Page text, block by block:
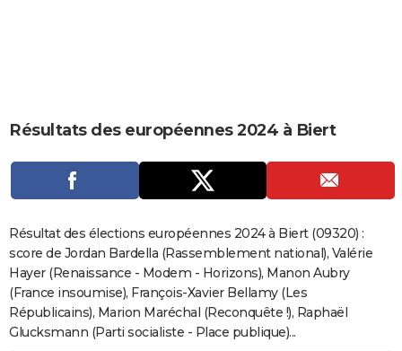
CARTE DE VOEUX
Carte de Noël
Carte Bonne année
Carte Saint-Valentin
Carte Pâques
Carte d'anniversaire
DICTIONNAIRE
Dictionnaire
Biographies
Citations
Expressions
Proverbes
PROGRAMME TV
COPAINS D'AVANT
S'inscrire
Se connecter
Lycées
Collèges
Primaires
Universités
Entreprises
Service militaire
Avis de recherche
AVIS DE DÉCÈS
FORUM
Résultats des européennes 2024 à Biert
Résultat des élections européennes 2024 à Biert (09320) :
score de Jordan Bardella (Rassemblement national), Valérie
Hayer (Renaissance - Modem - Horizons), Manon Aubry
(France insoumise), François-Xavier Bellamy (Les
Républicains), Marion Maréchal (Reconquête !), Raphaël
Glucksmann (Parti socialiste - Place publique)...